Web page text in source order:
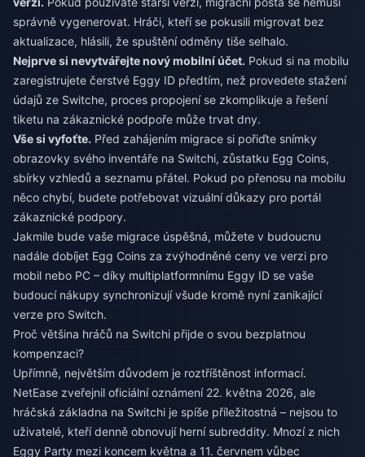
správně vygenerovat. Hráči, kteří se pokusili migrovat bez
aktualizace, hlásili, že spuštění odměny tiše selhalo.
Nejprve si nevytvářejte nový mobilní účet. Pokud si na mobilu
zaregistrujete čerstvé Eggy ID předtím, než provedete stažení
údajů ze Switche, proces propojení se zkomplikuje a řešení
tiketu na zákaznické podpoře může trvat dny.
Vše si vyfoťte. Před zahájením migrace si pořiďte snímky
obrazovky svého inventáře na Switchi, zůstatku Egg Coins,
sbírky vzhledů a seznamu přátel. Pokud po přenosu na mobilu
něco chybí, budete potřebovat vizuální důkazy pro portál
zákaznické podpory.
Jakmile bude vaše migrace úspěšná, můžete v budoucnu
nadále dobíjet Egg Coins za zvýhodněné ceny ve verzi pro
mobil nebo PC – díky multiplatformnímu Eggy ID se vaše
budoucí nákupy synchronizují všude kromě nyní zanikající
verze pro Switch.
Proč většina hráčů na Switchi přijde o svou bezplatnou
kompenzaci?
Upřímně, největším důvodem je roztříštěnost informací.
NetEase zveřejnil oficiální oznámení 22. května 2026, ale
hráčská základna na Switchi je spíše příležitostná – nejsou to
uživatelé, kteří denně obnovují herní subreddity. Mnozí z nich
Eggy Party mezi koncem května a 11. červnem vůbec